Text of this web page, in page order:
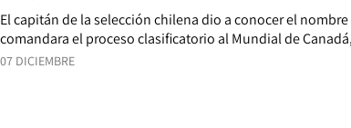
07 DICIEMBRE
El capitán de la selección chilena dio a conocer el
comandara el proceso clasificatorio al Mundial de